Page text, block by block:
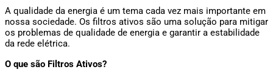
A qualidade da energia é um tema cada vez mais importante em
nossa sociedade. Os filtros ativos são uma solução para mitigar
os problemas de qualidade de energia e garantir a estabilidade
da rede elétrica.
O que são Filtros Ativos?